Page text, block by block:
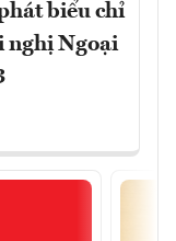
biểu chỉ
nghị Ngoại